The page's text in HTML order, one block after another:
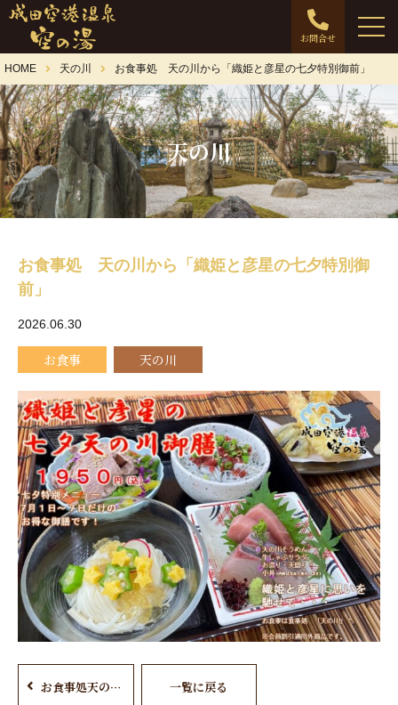
お問合せ
HOME 天の川 お食事処 天の川から「織姫と彦星の七夕特別御前」
天の川
お食事処 天の川から「織姫と彦星の七夕特別御
前」
2026.06.30
お食事 天の川
一覧に戻る
お食事処天の川☆ぽかぽかフェアメニュー